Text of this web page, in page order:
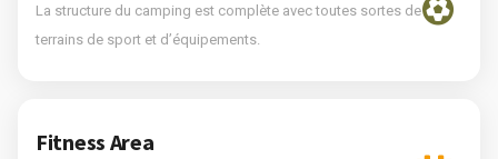
La structure du camping est complète avec toutes sortes de
terrains de sport et d’équipements.
Fitness Area